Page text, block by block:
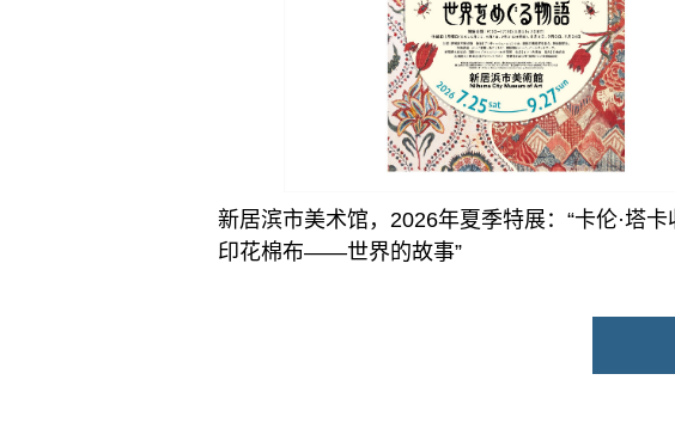
新居滨市美术馆，2026年夏季特展：“卡伦·塔卡
印花棉布——世界的故事”